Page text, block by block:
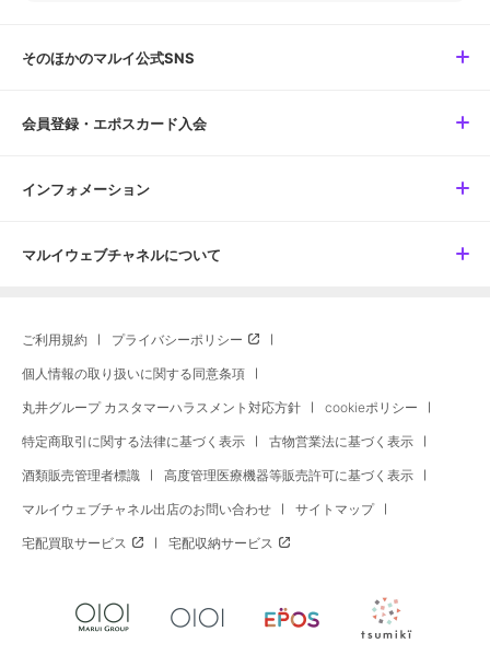
そのほかのマルイ公式SNS
会員登録・エポスカード入会
インフォメーション
マルイウェブチャネルについて
ご利用規約 プライバシーポリシー
個人情報の取り扱いに関する同意条項
丸井グループ カスタマーハラスメント対応方針 cookieポリシー
特定商取引に関する法律に基づく表示 古物営業法に基づく表示
酒類販売管理者標識 高度管理医療機器等販売許可に基づく表示
マルイウェブチャネル出店のお問い合わせ サイトマップ
宅配買取サービス 宅配収納サービス